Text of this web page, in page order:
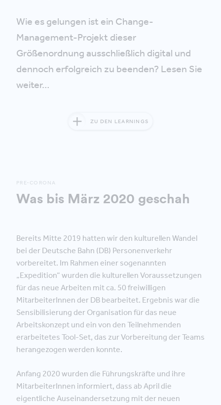
Wie es gelungen ist ein Change-
Management-Projekt dieser
Größenordnung ausschließlich digital und
dennoch erfolgreich zu beenden? Lesen Sie
weiter…
ZU DEN LEARNINGS
PRE-CORONA
Was bis März 2020 geschah
Bereits Mitte 2019 hatten wir den kulturellen Wandel
bei der Deutsche Bahn (DB) Personenverkehr
vorbereitet. Im Rahmen einer sogenannten
„Expedition“ wurden die kulturellen Voraussetzungen
für das neue Arbeiten mit ca. 50 freiwilligen
MitarbeiterInnen der DB bearbeitet. Ergebnis war die
Sensibilisierung der Organisation für das neue
Arbeitskonzept und ein von den Teilnehmenden
erarbeitetes Tool-Set, das zur Vorbereitung der Teams
herangezogen werden konnte.
Anfang 2020 wurden die Führungskräfte und ihre
MitarbeiterInnen informiert, dass ab April die
eigentliche Auseinandersetzung mit der neuen